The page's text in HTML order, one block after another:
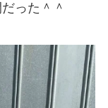
った＾＾